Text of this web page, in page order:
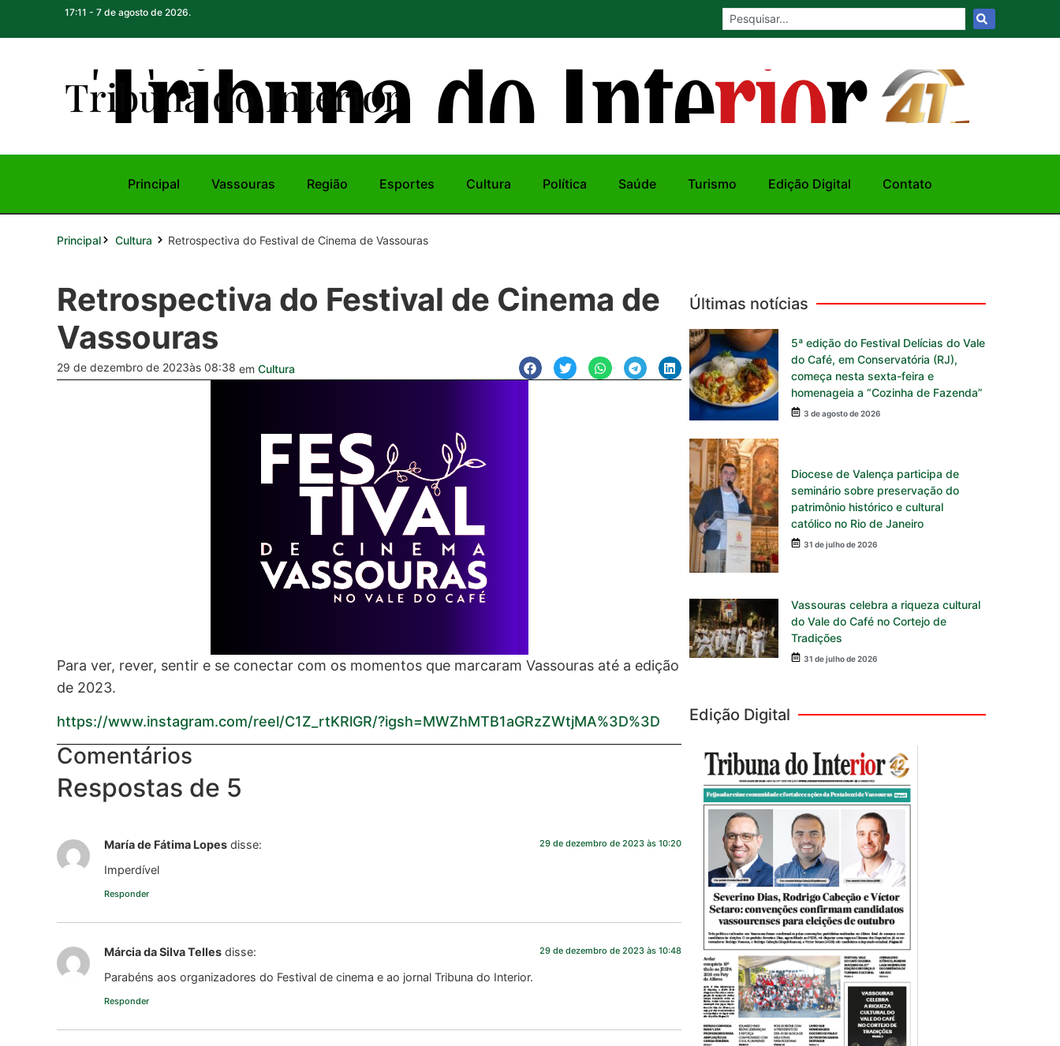
17:11 - 7 de agosto de 2026.
Tribuna do Interior
Principal Vassouras Região Esportes Cultura Política Saúde Turismo Edição Digital Contato
Principal Cultura Retrospectiva do Festival de Cinema de Vassouras
Retrospectiva do Festival de Cinema de
Vassouras
29 de dezembro de 2023às 08:38 em Cultura
Para ver, rever, sentir e se conectar com os momentos que marcaram Vassouras até a edição
de 2023.
https://www.instagram.com/reel/C1Z_rtKRlGR/?igsh=MWZhMTB1aGRzZWtjMA%3D%3D
Comentários
Respostas de 5
María de Fátima Lopes disse: 29 de dezembro de 2023 às 10:20
Imperdível
Responder
Márcia da Silva Telles disse: 29 de dezembro de 2023 às 10:48
Parabéns aos organizadores do Festival de cinema e ao jornal Tribuna do Interior.
Responder
Últimas notícias
5ª edição do Festival Delícias do Vale
do Café, em Conservatória (RJ),
começa nesta sexta-feira e
homenageia a “Cozinha de Fazenda”
3 de agosto de 2026
Diocese de Valença participa de
seminário sobre preservação do
patrimônio histórico e cultural
católico no Rio de Janeiro
31 de julho de 2026
Vassouras celebra a riqueza cultural
do Vale do Café no Cortejo de
Tradições
31 de julho de 2026
Edição Digital